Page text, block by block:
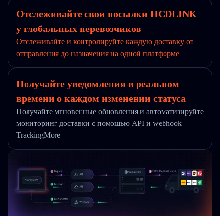
Отслеживайте свои посылки HCDLINK
у глобальных перевозчиков
Отслеживайте и контролируйте каждую доставку от
отправления до назначения на одной платформе
Получайте уведомления в реальном
времени о каждом изменении статуса
Получайте мгновенные обновления и автоматизируйте
мониторинг доставки с помощью API и webhook
TrackingMore